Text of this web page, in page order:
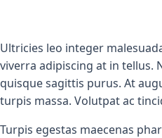
Ultricies leo integer
viverra adipiscing at in tellus.
quisque sagittis purus. At
turpis massa. Volutpat ac
Turpis egestas maecenas